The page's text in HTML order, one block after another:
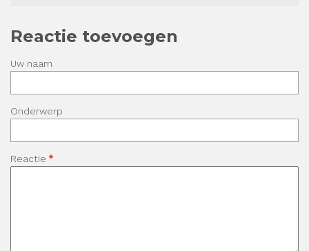
Reactie toevoegen
Uw naam
Onderwerp
Reactie